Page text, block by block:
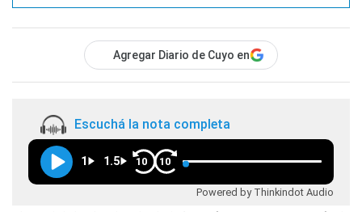
Agregar Diario de Cuyo en
Escuchá la nota completa
1 1.5 10 10
Powered by Thinkindot Audio